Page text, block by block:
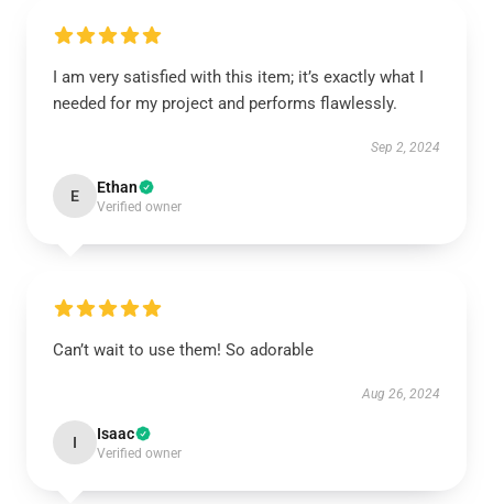
I am very satisfied with this item; it’s exactly what I
needed for my project and performs flawlessly.
Sep 2, 2024
E Ethan
Verified owner
Can’t wait to use them! So adorable
Aug 26, 2024
I Isaac
Verified owner